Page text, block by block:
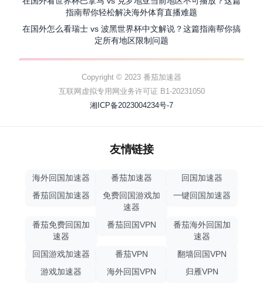
指南帮你轻松解决海外体育直播难题
在国外怎么看瑞士 vs 波黑世界杯中文解说？这篇指南帮你搞
定所有地区限制问题
Copyright © 2023 番茄加速器
互联网虚拟专用网业务许可证 B1-20231050
湘ICP备2023004234号-7
友情链接
海外回国加速器 番茄加速器
回国加速器
番茄回国加速器
免费回国游戏加
速器
一键回国加速器
番茄免费回国加
速器
番茄回国VPN
番茄海外回国加
速器
回国游戏加速器
番茄VPN
翻墙回国VPN
游戏加速器
海外回国VPN 归雁VPN